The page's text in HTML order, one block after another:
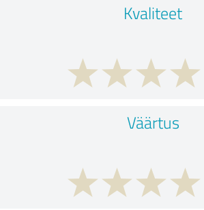
Kvaliteet
Väärtus